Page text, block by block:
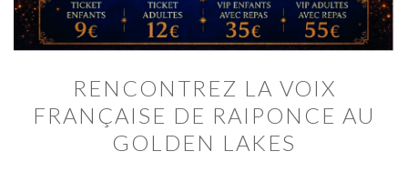
RENCONTREZ LA VOIX
FRANÇAISE DE RAIPONCE AU
GOLDEN LAKES